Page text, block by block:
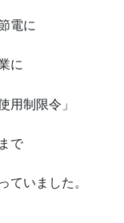
電に
に
用制限令」
で
ていました。